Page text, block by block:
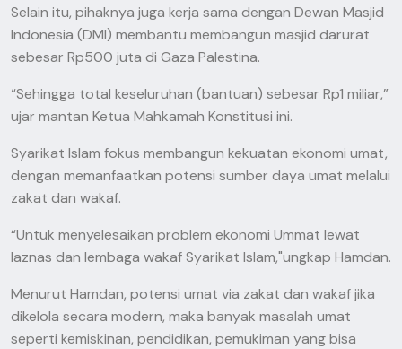
Selain itu, pihaknya juga kerja sama dengan Dewan Masjid
Indonesia (DMI) membantu membangun masjid darurat
sebesar Rp500 juta di Gaza Palestina.
“Sehingga total keseluruhan (bantuan) sebesar Rp1 miliar,”
ujar mantan Ketua Mahkamah Konstitusi ini.
Syarikat Islam fokus membangun kekuatan ekonomi umat,
dengan memanfaatkan potensi sumber daya umat melalui
zakat dan wakaf.
“Untuk menyelesaikan problem ekonomi Ummat lewat
laznas dan lembaga wakaf Syarikat Islam,"ungkap Hamdan.
Menurut Hamdan, potensi umat via zakat dan wakaf jika
dikelola secara modern, maka banyak masalah umat
seperti kemiskinan, pendidikan, pemukiman yang bisa